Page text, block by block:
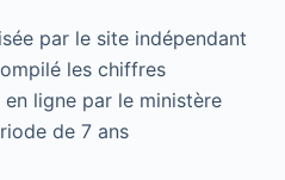
par le site indépendant
les chiffres
ligne par le ministère
de 7 ans